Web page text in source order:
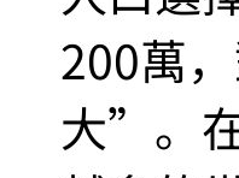
200萬
大”。